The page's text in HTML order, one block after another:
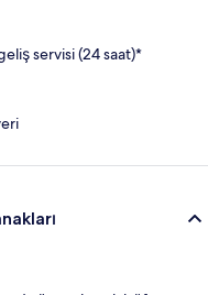
servisi (24 saat)*